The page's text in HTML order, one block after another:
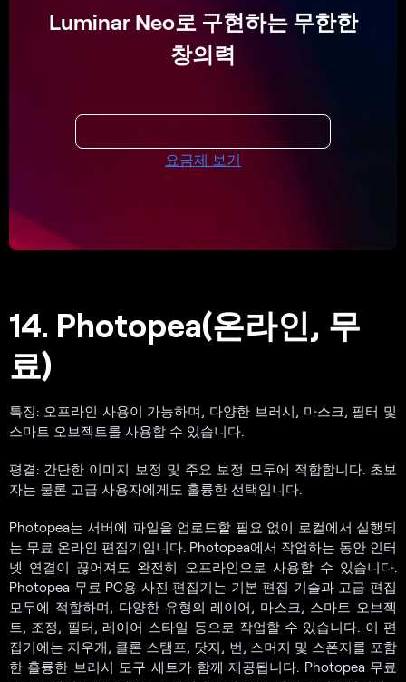
Luminar Neo로 구현하는 무한한
창의력
요금제 보기
14. Photopea(온라인, 무
료)
특징: 오프라인 사용이 가능하며, 다양한 브러시, 마스크, 필터 및
스마트 오브젝트를 사용할 수 있습니다.
평결: 간단한 이미지 보정 및 주요 보정 모두에 적합합니다. 초보
자는 물론 고급 사용자에게도 훌륭한 선택입니다.
Photopea는 서버에 파일을 업로드할 필요 없이 로컬에서 실행되
는 무료 온라인 편집기입니다. Photopea에서 작업하는 동안 인터
넷 연결이 끊어져도 완전히 오프라인으로 사용할 수 있습니다.
Photopea 무료 PC용 사진 편집기는 기본 편집 기술과 고급 편집
모두에 적합하며, 다양한 유형의 레이어, 마스크, 스마트 오브젝
트, 조정, 필터, 레이어 스타일 등으로 작업할 수 있습니다. 이 편
집기에는 지우개, 클론 스탬프, 닷지, 번, 스머지 및 스폰지를 포함
한 훌륭한 브러시 도구 세트가 함께 제공됩니다. Photopea 무료